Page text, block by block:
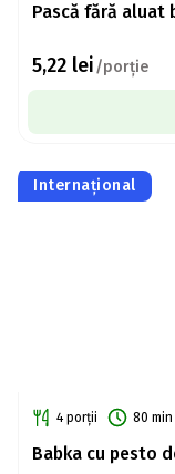
Pască fără aluat
5,22 lei/porție
Internațional
4 porții 80 min
Babka cu pesto